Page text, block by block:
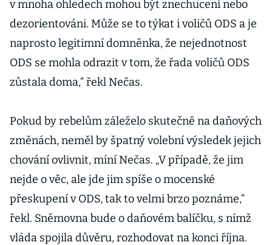
v mnoha ohledech mohou být znechuceni nebo
dezorientováni. Může se to týkat i voličů ODS a je
naprosto legitimní domněnka, že nejednotnost
ODS se mohla odrazit v tom, že řada voličů ODS
zůstala doma,“ řekl Nečas.
Pokud by rebelům záleželo skutečně na daňových
změnách, neměl by špatný volební výsledek jejich
chování ovlivnit, míní Nečas. „V případě, že jim
nejde o věc, ale jde jim spíše o mocenské
přeskupení v ODS, tak to velmi brzo poznáme,“
řekl. Sněmovna bude o daňovém balíčku, s nímž
vláda spojila důvěru, rozhodovat na konci října.